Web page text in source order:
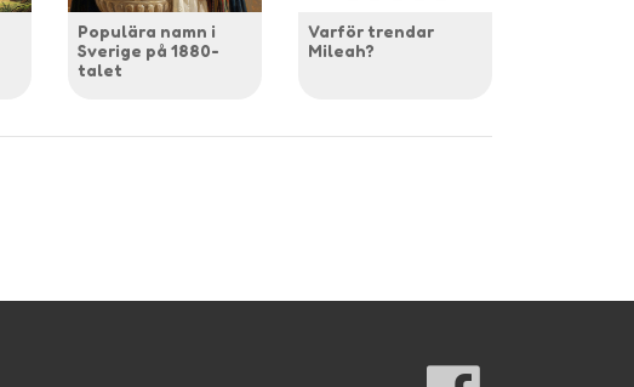
Populära namn i
Sverige på 1880-
talet
Varför trendar
Mileah?